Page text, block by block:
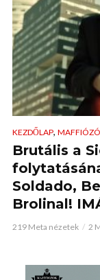
KEZDŐLAP,
Brutális a
Soldado,
Brolinal!
219 Meta nézetek 2